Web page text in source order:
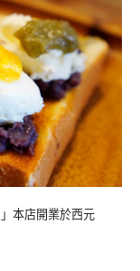
本店開業於西元